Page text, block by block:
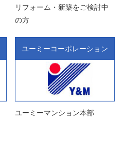
リフォーム・新築をご検討中
の方
ユーミーコーポレーション
ユーミーマンション本部